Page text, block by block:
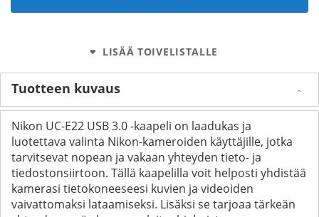
LISÄÄ TOIVELISTALLE
Tuotteen kuvaus
Nikon UC-E22 USB 3.0 -kaapeli on laadukas ja
luotettava valinta Nikon-kameroiden käyttäjille, jotka
tarvitsevat nopean ja vakaan yhteyden tieto- ja
tiedostonsiirtoon. Tällä kaapelilla voit helposti yhdistää
kamerasi tietokoneeseesi kuvien ja videoiden
vaivattomaksi lataamiseksi. Lisäksi se tarjoaa tärkeän